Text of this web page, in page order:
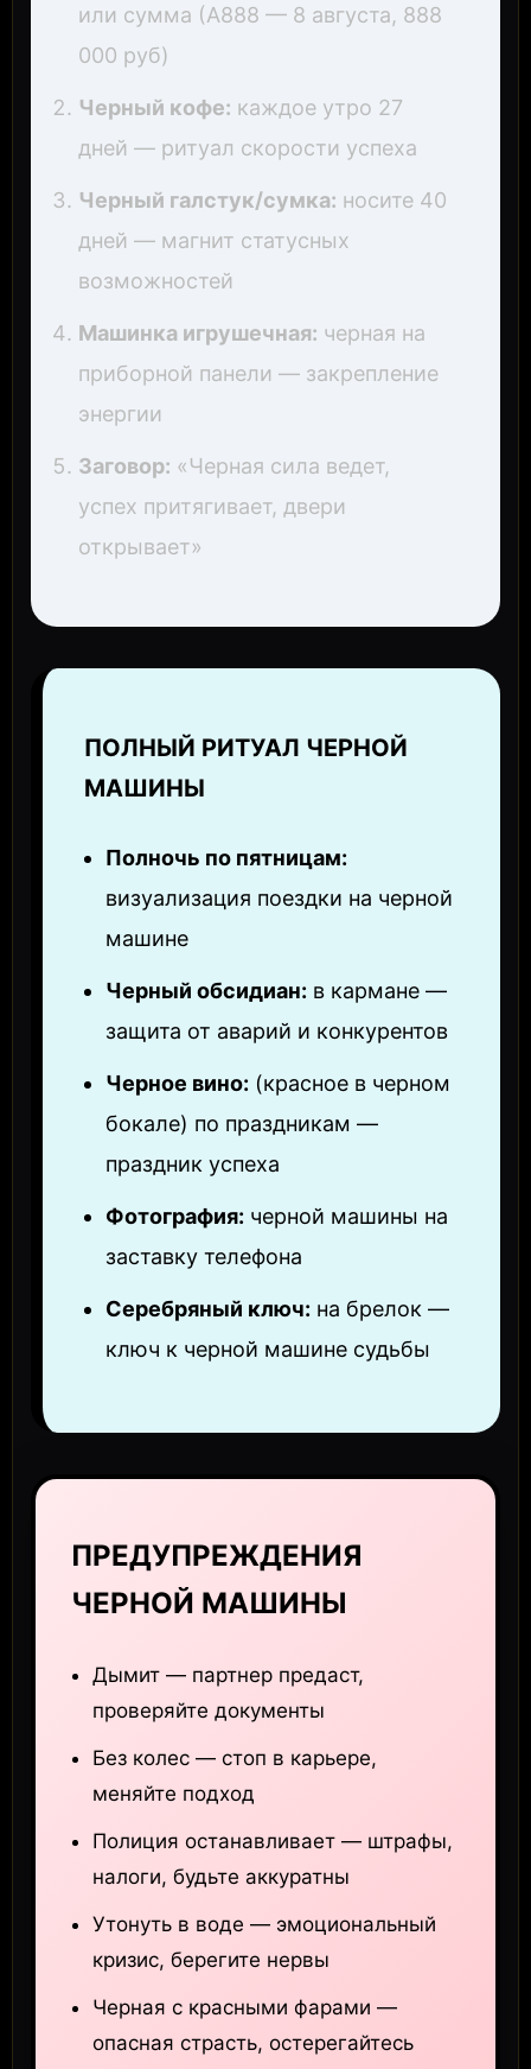
или сумма (А888 — 8 августа, 888
000 руб)
Черный кофе: каждое утро 27
дней — ритуал скорости успеха
Черный галстук/сумка: носите 40
дней — магнит статусных
возможностей
Машинка игрушечная: черная на
приборной панели — закрепление
энергии
Заговор: «Черная сила ведет,
успех притягивает, двери
открывает»
ПОЛНЫЙ РИТУАЛ ЧЕРНОЙ
МАШИНЫ
Полночь по пятницам:
визуализация поездки на черной
машине
Черный обсидиан: в кармане —
защита от аварий и конкурентов
Черное вино: (красное в черном
бокале) по праздникам —
праздник успеха
Фотография: черной машины на
заставку телефона
Серебряный ключ: на брелок —
ключ к черной машине судьбы
ПРЕДУПРЕЖДЕНИЯ
ЧЕРНОЙ МАШИНЫ
Дымит — партнер предаст,
проверяйте документы
Без колес — стоп в карьере,
меняйте подход
Полиция останавливает — штрафы,
налоги, будьте аккуратны
Утонуть в воде — эмоциональный
кризис, берегите нервы
Черная с красными фарами —
опасная страсть, остерегайтесь